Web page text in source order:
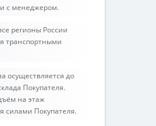
с менеджером.
регионы России
транспортными
осуществляется до
Покупателя.
на этаж
силами Покупателя.